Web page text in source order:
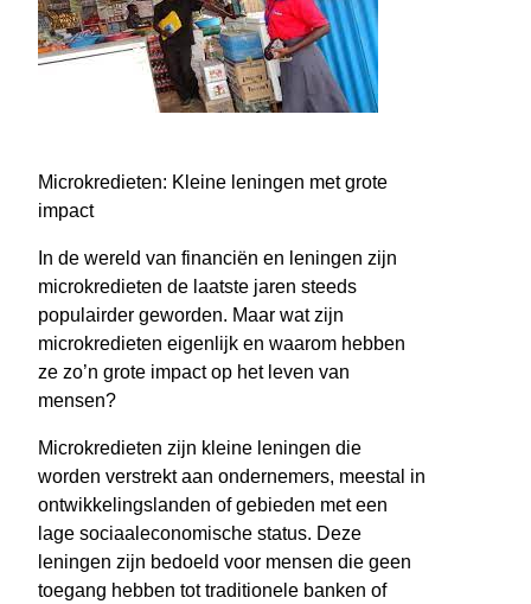
Microkredieten: Kleine leningen met grote
impact
In de wereld van financiën en leningen zijn
microkredieten de laatste jaren steeds
populairder geworden. Maar wat zijn
microkredieten eigenlijk en waarom hebben
ze zo’n grote impact op het leven van
mensen?
Microkredieten zijn kleine leningen die
worden verstrekt aan ondernemers, meestal in
ontwikkelingslanden of gebieden met een
lage sociaaleconomische status. Deze
leningen zijn bedoeld voor mensen die geen
toegang hebben tot traditionele banken of